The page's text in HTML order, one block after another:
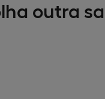
outra